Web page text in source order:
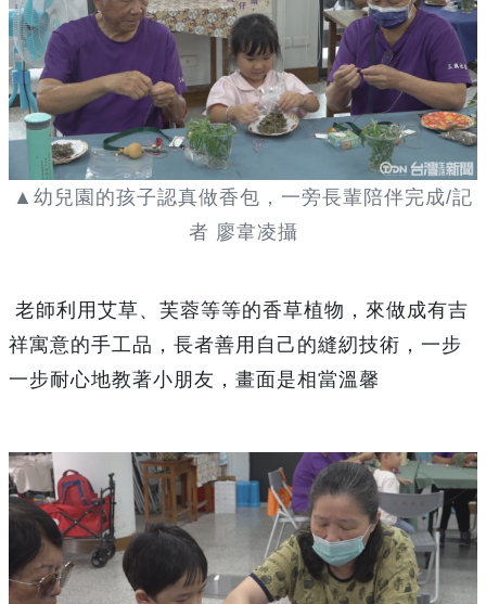
▲幼兒園的孩子認真做香包，一旁長輩陪伴完成/記
者 廖韋凌攝
老師利用艾草、芙蓉等等的香草植物，來做成有吉
祥寓意的手工品，長者善用自己的縫紉技術，一步
一步耐心地教著小朋友，畫面是相當溫馨